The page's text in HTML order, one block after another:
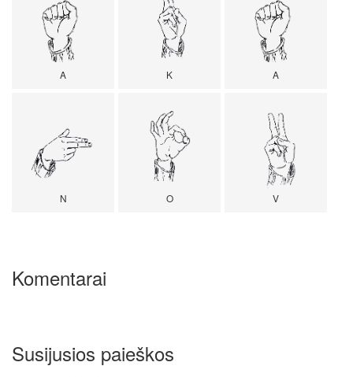
A K A
N O V
Komentarai
Susijusios paieškos